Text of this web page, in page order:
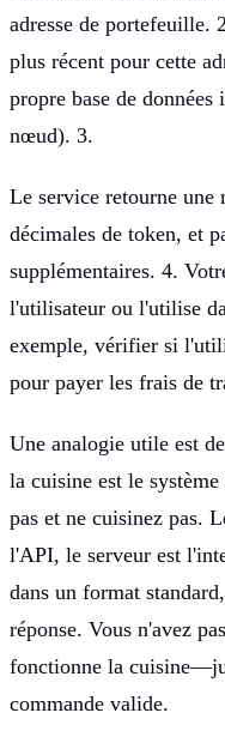
adresse de portefeuille.
plus récent pour cette
propre base de
nœud). 3.
Le service retourne une
décimales de token, et
supplémentaires. 4.
l'utilisateur ou l'utilise
exemple, vérifier si
pour payer les frais de
Une analogie utile est
la cuisine est le
pas et ne cuisinez pas.
l'API, le serveur est
dans un format
réponse. Vous n'avez
fonctionne la
commande valide.